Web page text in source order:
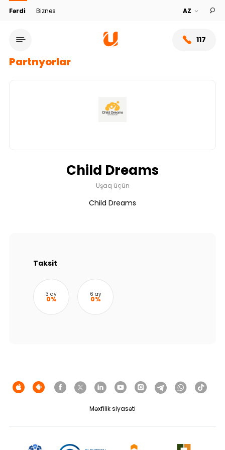
Fərdi Biznes
117
Xidmət şəbəkəsi
Bank haqqında
Tariflər
İnsan Resursları
Partnyorlar
Child Dreams
Uşaq üçün
Child Dreams
Taksit
3 ay
0%
6 ay
0%
Məxfilik siyasəti